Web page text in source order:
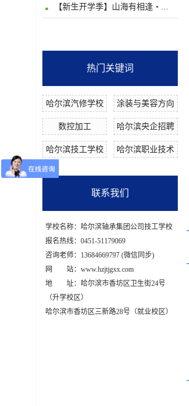
【新生开学季】山海有相逢・...
热门关键词
哈尔滨汽修学校 涂装与美容方向
数控加工 哈尔滨央企招聘
哈尔滨技工学校 哈尔滨职业技术
联系我们
学校名称：哈尔滨轴承集团公司技工学校
报名热线：0451-51179069
咨询老师：13684669797 (微信同步)
网 站：www.hzjtjgxx.com
地 址：哈尔滨市香坊区卫生街24号
（升学校区）
哈尔滨市香坊区三新路28号（就业校区）